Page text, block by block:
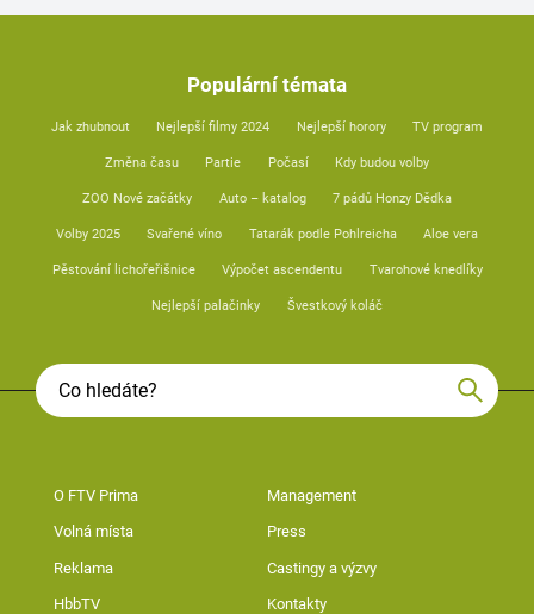
Populární témata
Jak zhubnout Nejlepší filmy 2024 Nejlepší horory TV program
Změna času Partie Počasí Kdy budou volby
ZOO Nové začátky Auto – katalog 7 pádů Honzy Dědka
Volby 2025 Svařené víno Tatarák podle Pohlreicha Aloe vera
Pěstování lichořeřišnice Výpočet ascendentu Tvarohové knedlíky
Nejlepší palačinky Švestkový koláč
O FTV Prima Management
Volná místa Press
Reklama Castingy a výzvy
HbbTV Kontakty